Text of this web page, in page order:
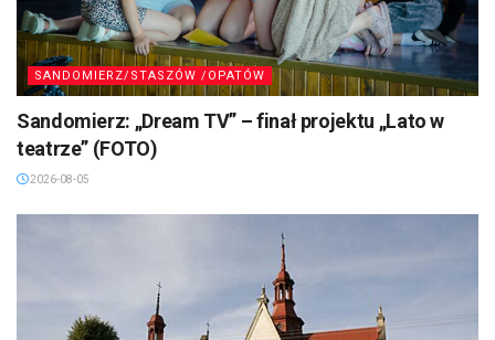
SANDOMIERZ/STASZÓW /OPATÓW
Sandomierz: „Dream TV” – finał projektu „Lato w
teatrze” (FOTO)
2026-08-05